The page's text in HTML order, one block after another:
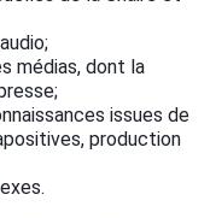
médias, dont la
issues de
production